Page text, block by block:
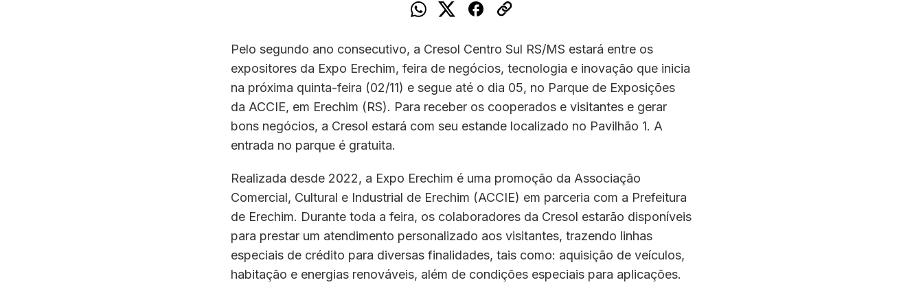
Pelo segundo ano consecutivo, a Cresol Centro Sul RS/MS estará entre os
expositores da Expo Erechim, feira de negócios, tecnologia e inovação que inicia
na próxima quinta-feira (02/11) e segue até o dia 05, no Parque de Exposições
da ACCIE, em Erechim (RS). Para receber os cooperados e visitantes e gerar
bons negócios, a Cresol estará com seu estande localizado no Pavilhão 1. A
entrada no parque é gratuita.
Realizada desde 2022, a Expo Erechim é uma promoção da Associação
Comercial, Cultural e Industrial de Erechim (ACCIE) em parceria com a Prefeitura
de Erechim. Durante toda a feira, os colaboradores da Cresol estarão disponíveis
para prestar um atendimento personalizado aos visitantes, trazendo linhas
especiais de crédito para diversas finalidades, tais como: aquisição de veículos,
habitação e energias renováveis, além de condições especiais para aplicações.